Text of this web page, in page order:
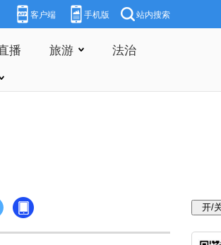
客户端 手机版 站内搜索
播 旅游
法治